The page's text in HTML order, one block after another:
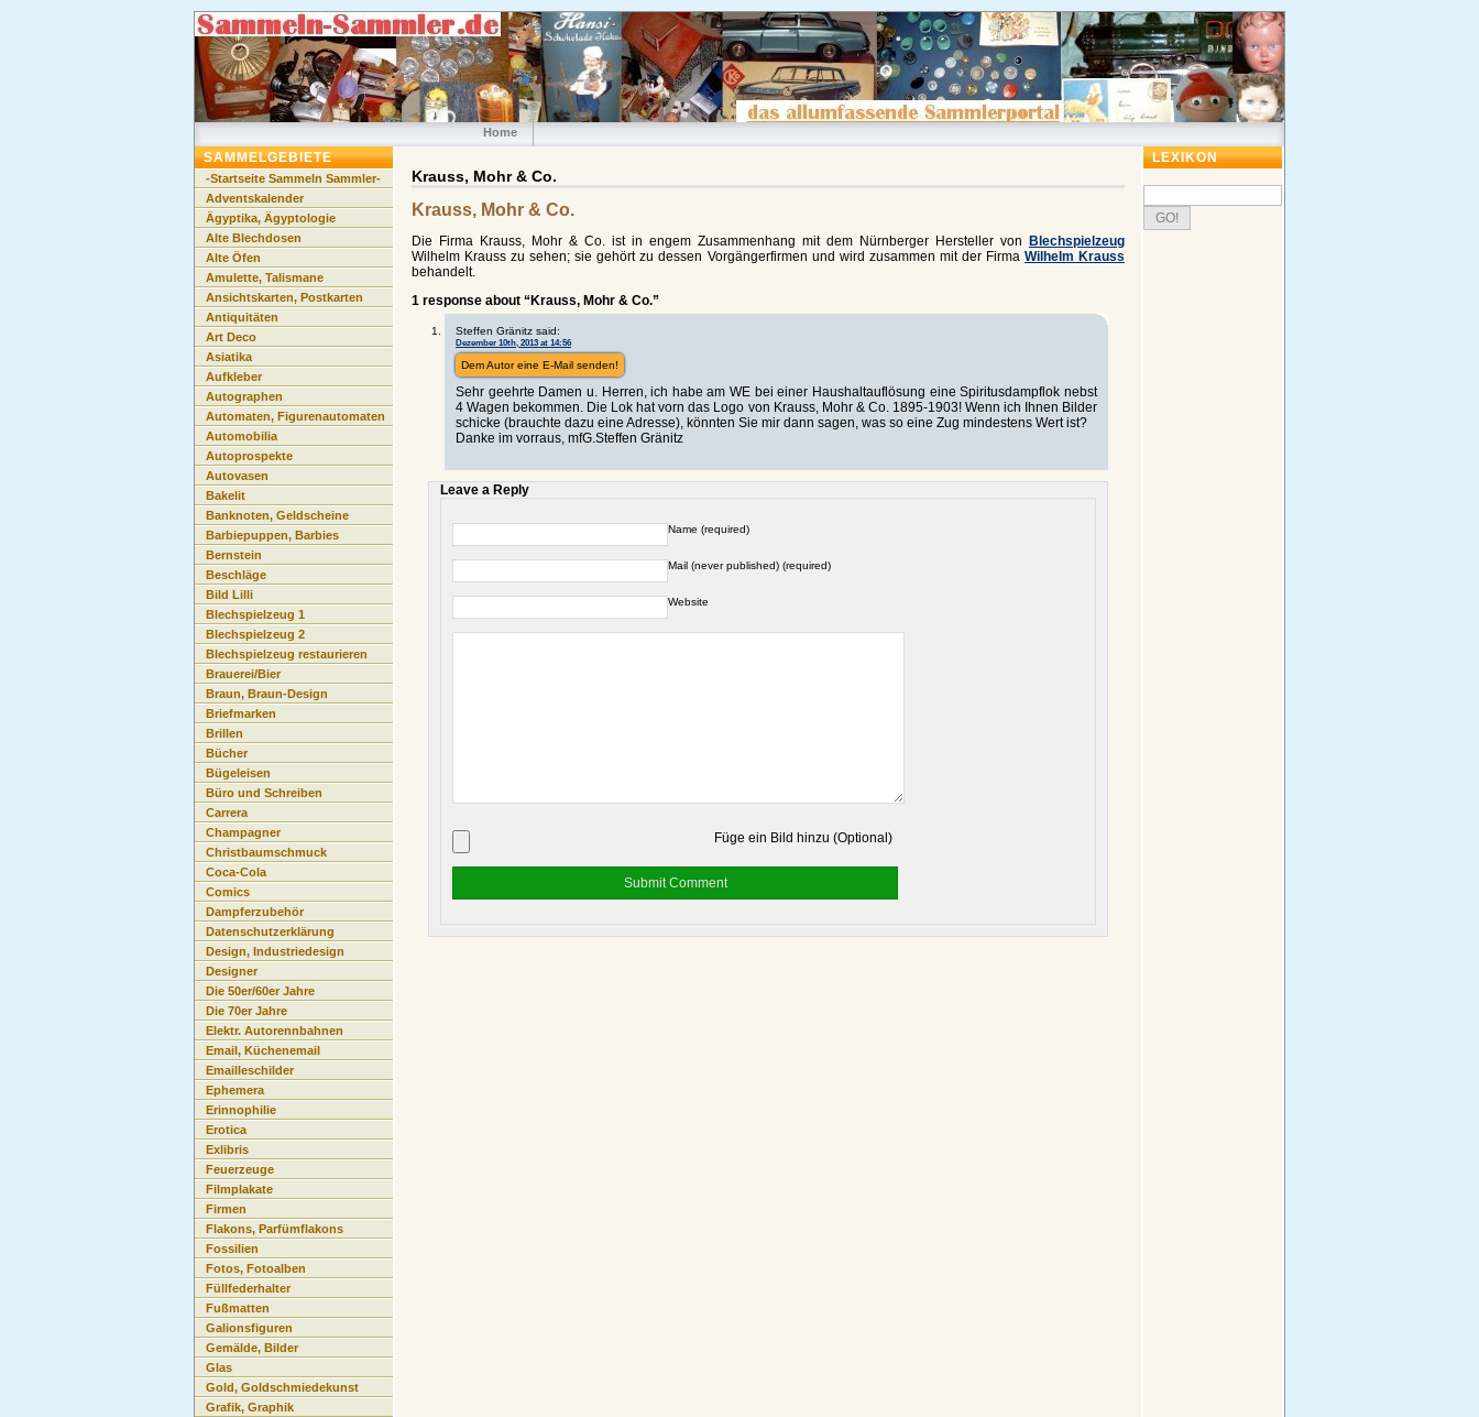
Home
Krauss, Mohr & Co.
Krauss, Mohr & Co.
Die Firma Krauss, Mohr & Co. ist in engem Zusammenhang mit dem Nürnberger Hersteller von Blechspielzeug
Wilhelm Krauss zu sehen; sie gehört zu dessen Vorgängerfirmen und wird zusammen mit der Firma Wilhelm Krauss
behandelt.
1 response about “Krauss, Mohr & Co.”
Steffen Gränitz said:
Dezember 10th, 2013 at 14:56
Dem Autor eine E-Mail senden!
Sehr geehrte Damen u. Herren, ich habe am WE bei einer Haushaltauflösung eine Spiritusdampflok nebst
4 Wagen bekommen. Die Lok hat vorn das Logo von Krauss, Mohr & Co. 1895-1903! Wenn ich Ihnen Bilder
schicke (brauchte dazu eine Adresse), könnten Sie mir dann sagen, was so eine Zug mindestens Wert ist?
Danke im vorraus, mfG.Steffen Gränitz
Leave a Reply
Name (required)
Mail (never published) (required)
Website
Füge ein Bild hinzu (Optional)
SAMMELGEBIETE
-Startseite Sammeln Sammler-
Adventskalender
Ägyptika, Ägyptologie
Alte Blechdosen
Alte Öfen
Amulette, Talismane
Ansichtskarten, Postkarten
Antiquitäten
Art Deco
Asiatika
Aufkleber
Autographen
Automaten, Figurenautomaten
Automobilia
Autoprospekte
Autovasen
Bakelit
Banknoten, Geldscheine
Barbiepuppen, Barbies
Bernstein
Beschläge
Bild Lilli
Blechspielzeug 1
Blechspielzeug 2
Blechspielzeug restaurieren
Brauerei/Bier
Braun, Braun-Design
Briefmarken
Brillen
Bücher
Bügeleisen
Büro und Schreiben
Carrera
Champagner
Christbaumschmuck
Coca-Cola
Comics
Dampferzubehör
Datenschutzerklärung
Design, Industriedesign
Designer
Die 50er/60er Jahre
Die 70er Jahre
Elektr. Autorennbahnen
Email, Küchenemail
Emailleschilder
Ephemera
Erinnophilie
Erotica
Exlibris
Feuerzeuge
Filmplakate
Firmen
Flakons, Parfümflakons
Fossilien
Fotos, Fotoalben
Füllfederhalter
Fußmatten
Galionsfiguren
Gemälde, Bilder
Glas
Gold, Goldschmiedekunst
Grafik, Graphik
LEXIKON